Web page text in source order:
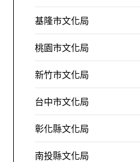
基隆市文化局
桃園市文化局
新竹市文化局
台中市文化局
彰化縣文化局
南投縣文化局